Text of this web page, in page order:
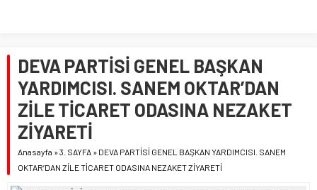
DEVA PARTİSİ GENEL BAŞKAN
YARDIMCISI. SANEM OKTAR’DAN
ZİLE TİCARET ODASINA NEZAKET
ZİYARETİ
Anasayfa »3. SAYFA » DEVA PARTİSİ GENEL BAŞKAN YARDIMCISI. SANEM
OKTAR’DAN ZİLE TİCARET ODASINA NEZAKET ZİYARETİ